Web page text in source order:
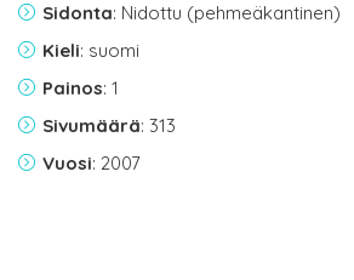
Sidonta: Nidottu (pehmeäkantinen)
Kieli: suomi
Painos: 1
Sivumäärä: 313
Vuosi: 2007